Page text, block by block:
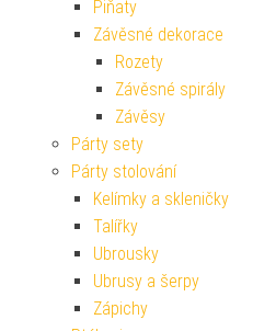
Piňaty
Závěsné dekorace
Rozety
Závěsné spirály
Závěsy
Párty sety
Párty stolování
Kelímky a skleničky
Talířky
Ubrousky
Ubrusy a šerpy
Zápichy